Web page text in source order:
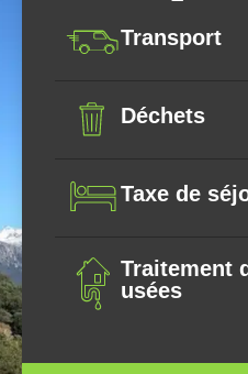
Transport
Déchets
Taxe de
Traitement
usées